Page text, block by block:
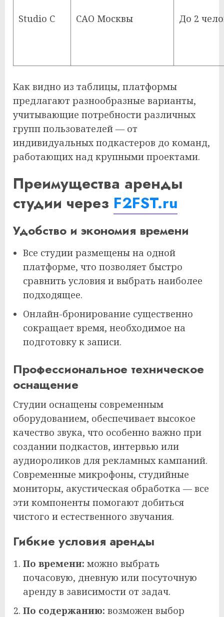
Studio C САО Москвы До 2
Как видно из таблицы, платформы
предлагают разнообразные варианты,
учитывающие потребности различных
групп пользователей — от
индивидуальных подкастеров до команд,
работающих над крупными проектами.
Преимущества аренды
студии через F2FST.ru
Удобство и экономия времени
Все студии размещены на одной
платформе, что позволяет быстро
сравнить условия и выбрать наиболее
подходящее.
Онлайн-бронирование существенно
сокращает время, необходимое на
подготовку к записи.
Профессиональное техническое
оснащение
Студии оснащены современным
оборудованием, обеспечивает высокое
качество звука, что особенно важно при
создании подкастов, интервью или
аудиороликов для рекламных кампаний.
Современные микрофоны, студийные
мониторы, акустическая обработка — все
эти компоненты помогают добиться
чистого и естественного звучания.
Гибкие условия аренды
По времени: можно выбрать
почасовую, дневную или посуточную
аренду в зависимости от задач.
По содержанию: возможен выбор